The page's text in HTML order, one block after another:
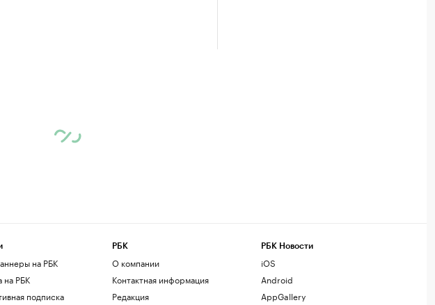
на РБК
на РБК
подписка
РБК
О компании
Контактная информация
Редакция
РБК Новости
iOS
Android
AppGallery